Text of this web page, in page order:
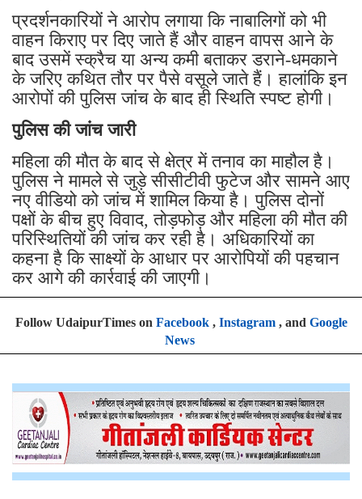
प्रदर्शनकारियों ने आरोप लगाया कि नाबालिगों को भी
वाहन किराए पर दिए जाते हैं और वाहन वापस आने के
बाद उसमें स्क्रैच या अन्य कमी बताकर डराने-धमकाने
के जरिए कथित तौर पर पैसे वसूले जाते हैं। हालांकि इन
आरोपों की पुलिस जांच के बाद ही स्थिति स्पष्ट होगी।
पुलिस की जांच जारी
महिला की मौत के बाद से क्षेत्र में तनाव का माहौल है।
पुलिस ने मामले से जुड़े सीसीटीवी फुटेज और सामने आए
नए वीडियो को जांच में शामिल किया है। पुलिस दोनों
पक्षों के बीच हुए विवाद, तोड़फोड़ और महिला की मौत की
परिस्थितियों की जांच कर रही है। अधिकारियों का
कहना है कि साक्ष्यों के आधार पर आरोपियों की पहचान
कर आगे की कार्रवाई की जाएगी।
Follow UdaipurTimes on Facebook, Instagram, and Google
News